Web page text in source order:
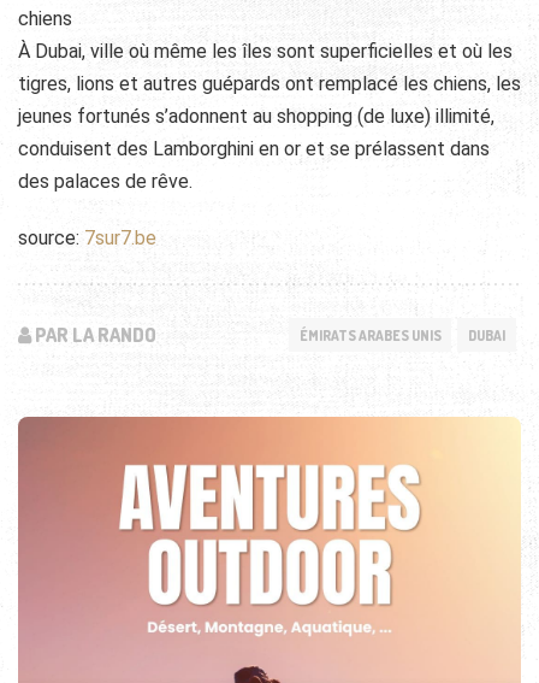
chiens
À Dubai, ville où même les îles sont superficielles et où les
tigres, lions et autres guépards ont remplacé les chiens, les
jeunes fortunés s’adonnent au shopping (de luxe) illimité,
conduisent des Lamborghini en or et se prélassent dans
des palaces de rêve.
source: 7sur7.be
PAR LA RANDO ÉMIRATS ARABES UNIS DUBAI